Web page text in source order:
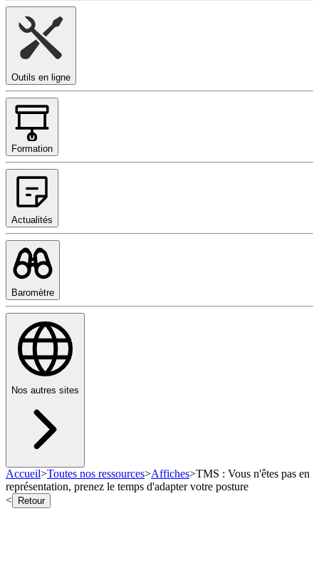
Outils en ligne
Formation
Actualités
Baromètre
Nos autres sites
Accueil>Toutes nos ressources>Affiches>TMS : Vous n'êtes pas en
représentation, prenez le temps d'adapter votre posture
<
Retour